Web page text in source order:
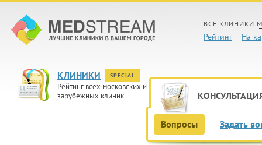
ВСЕ КЛИНИКИ
Рейтинг На
КЛИНИКИ SPECIAL
Рейтинг всех московских и
зарубежных клиник
Вопросы Задать